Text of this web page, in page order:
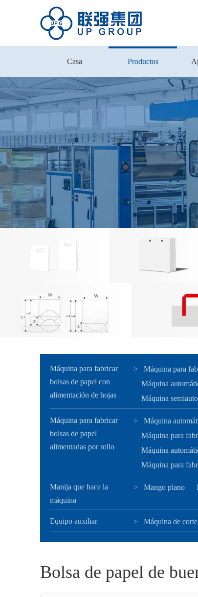
Casa Productos
Máquina para fabricar
bolsas de papel con
alimentación de hojas
>
Máquina para
Máquina
Máquina
Máquina para fabricar
bolsas de papel
alimentadas por rollo
>
Máquina
Máquina para
Máquina
Máquina para
Manija que hace la
máquina
> Mango plano
Equipo auxiliar > Máquina de
Bolsa de papel de